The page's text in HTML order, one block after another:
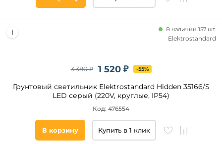
1 520 ₽
3 380 ₽ -55%
Грунтовый светильник Elektrostandard Hidden 35166/S
LED серый (220V, круглые, IP54)
В наличии 157 шт.
Код: 476554
Elektrostandard
В корзину Купить в 1 клик